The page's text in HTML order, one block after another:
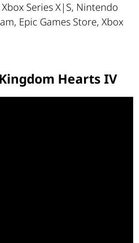
Series X|S, Nintendo
Epic Games Store, Xbox
Hearts IV